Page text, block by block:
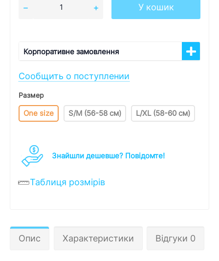
У кошик
Корпоративне замовлення
Сообщить о поступлении
Размер
One size S/M (56-58 см) L/XL (58-60 см)
Знайшли дешевше? Повідомте!
Таблиця розмірів
Опис Характеристики Відгуки 0